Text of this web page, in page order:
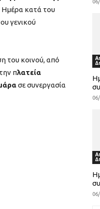
Ημέρα κατά του
γενικού
του κοινού, από
πλατεία
σε συνεργασία